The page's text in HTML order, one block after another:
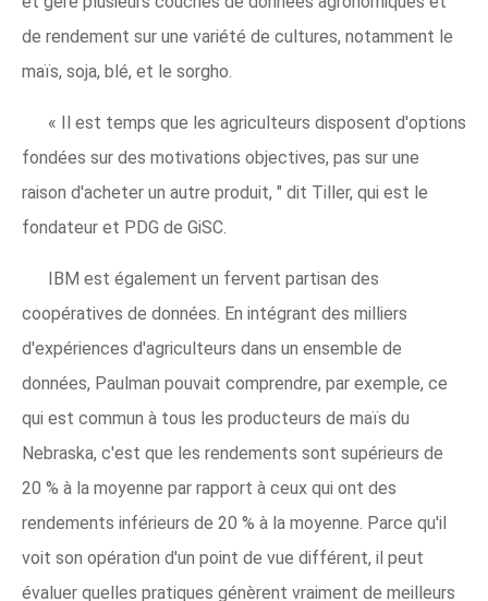
de rendement sur une variété de cultures, notamment le
maïs, soja, blé, et le sorgho.
« Il est temps que les agriculteurs disposent d'options
fondées sur des motivations objectives, pas sur une
raison d'acheter un autre produit, " dit Tiller, qui est le
fondateur et PDG de GiSC.
IBM est également un fervent partisan des
coopératives de données. En intégrant des milliers
d'expériences d'agriculteurs dans un ensemble de
données, Paulman pouvait comprendre, par exemple, ce
qui est commun à tous les producteurs de maïs du
Nebraska, c'est que les rendements sont supérieurs de
20 % à la moyenne par rapport à ceux qui ont des
rendements inférieurs de 20 % à la moyenne. Parce qu'il
voit son opération d'un point de vue différent, il peut
évaluer quelles pratiques génèrent vraiment de meilleurs